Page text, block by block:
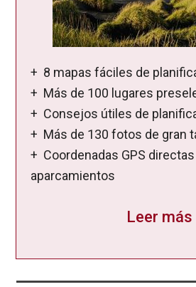
+ 8 mapas fáciles de
+ Más de 100 lugares
+ Consejos útiles de
+ Más de 130 fotos de gran
+ Coordenadas GPS
aparcamientos
Leer más